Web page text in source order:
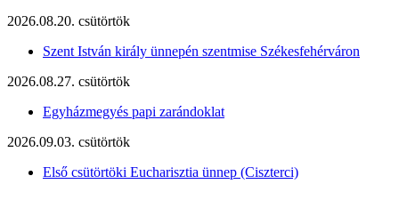
2026.08.20. csütörtök
Szent István király ünnepén szentmise Székesfehérváron
2026.08.27. csütörtök
Egyházmegyés papi zarándoklat
2026.09.03. csütörtök
Első csütörtöki Eucharisztia ünnep (Ciszterci)